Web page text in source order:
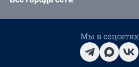
Мы в соцсетях